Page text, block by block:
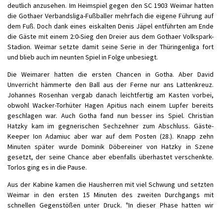
deutlich anzusehen. Im Heimspiel gegen den SC 1903 Weimar hatten
die Gothaer Verbandsliga-Fußballer mehrfach die eigene Führung auf
dem Fuß. Doch dank eines eiskalten Denis Jäpel entführten am Ende
die Gäste mit einem 2:0-Sieg den Dreier aus dem Gothaer Volkspark-
Stadion. Weimar setzte damit seine Serie in der Thüringenliga fort
und blieb auch im neunten Spiel in Folge unbesiegt.
Die Weimarer hatten die ersten Chancen in Gotha. Aber David
Unverricht hämmerte den Ball aus der Ferne nur ans Lattenkreuz.
Johannes Rosenhan vergab danach leichtfertig am Kasten vorbei,
obwohl Wacker-Torhüter Hagen Apitius nach einem Lupfer bereits
geschlagen war. Auch Gotha fand nun besser ins Spiel. Christian
Hatzky kam im gegnerischen Sechzehner zum Abschluss. Gäste-
Keeper Ion Adamiuc aber war auf dem Posten (28.). Knapp zehn
Minuten später wurde Dominik Döbereiner von Hatzky in Szene
gesetzt, der seine Chance aber ebenfalls überhastet verschenkte.
Torlos ging es in die Pause.
Aus der Kabine kamen die Hausherren mit viel Schwung und setzten
Weimar in den ersten 15 Minuten des zweiten Durchgangs mit
schnellen Gegenstößen unter Druck. "In dieser Phase hatten wir